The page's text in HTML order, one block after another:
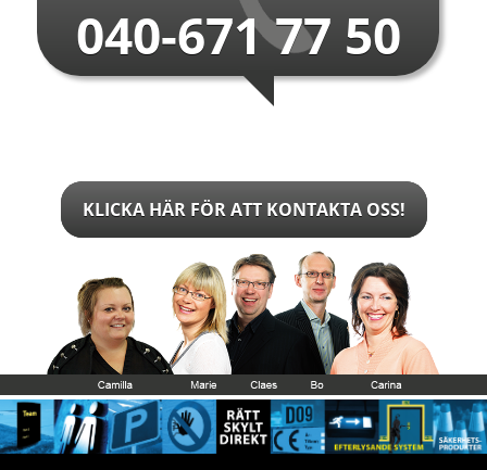
040-671 77 50
KLICKA HÄR FÖR ATT KONTAKTA OSS!